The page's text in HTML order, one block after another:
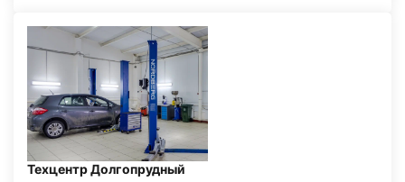
Техцентр Долгопрудный